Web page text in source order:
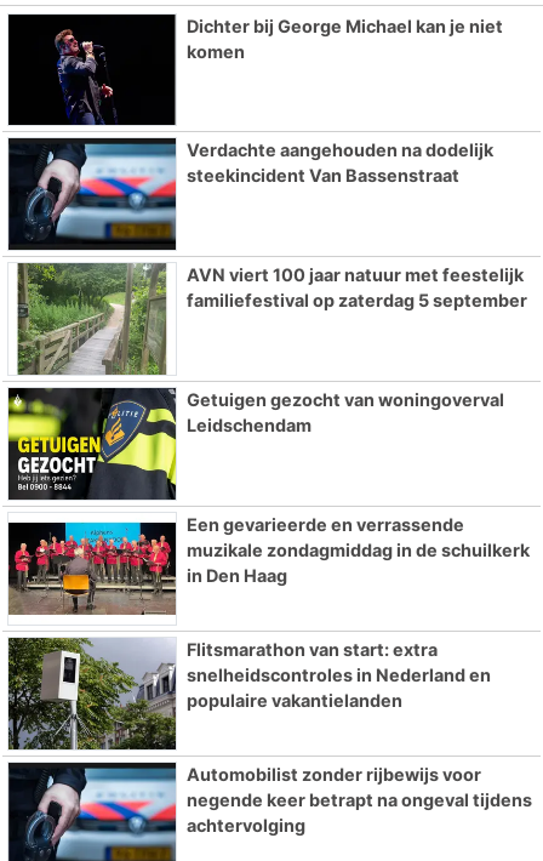
Dichter bij George Michael kan je niet
komen
Verdachte aangehouden na dodelijk
steekincident Van Bassenstraat
AVN viert 100 jaar natuur met feestelijk
familiefestival op zaterdag 5 september
Getuigen gezocht van woningoverval
Leidschendam
Een gevarieerde en verrassende
muzikale zondagmiddag in de schuilkerk
in Den Haag
Flitsmarathon van start: extra
snelheidscontroles in Nederland en
populaire vakantielanden
Automobilist zonder rijbewijs voor
negende keer betrapt na ongeval tijdens
achtervolging